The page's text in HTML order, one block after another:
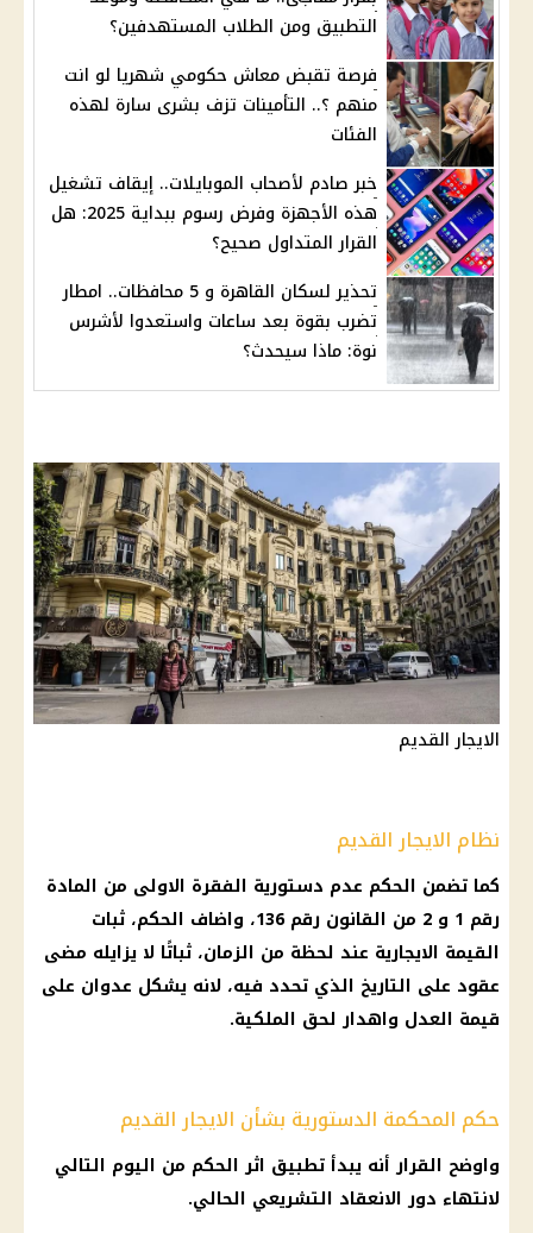
التطبيق ومن الطلاب المستهدفين؟
فرصة تقبض معاش حكومي شهريا لو انت
منهم ؟.. التأمينات تزف بشرى سارة لهذه
الفئات
خبر صادم لأصحاب الموبايلات.. إيقاف تشغيل
هذه الأجهزة وفرض رسوم ببداية 2025: هل
القرار المتداول صحيح؟
تحذير لسكان القاهرة و 5 محافظات.. امطار
تضرب بقوة بعد ساعات واستعدوا لأشرس
نوة: ماذا سيحدث؟
الايجار القديم
نظام الايجار القديم
كما تضمن الحكم عدم دستورية الفقرة الاولى من المادة
رقم 1 و 2 من القانون رقم 136، واضاف الحكم، ثبات
القيمة الايجارية عند لحظة من الزمان، ثباتًا لا يزايله مضى
عقود على التاريخ الذي تحدد فيه، لانه يشكل عدوان على
قيمة العدل واهدار لحق الملكية.
حكم المحكمة الدستورية بشأن الايجار القديم
واوضح القرارأنه يبدأ تطبيق اثر الحكم من اليوم التالي
لانتهاء دور الانعقاد التشريعي الحالي.